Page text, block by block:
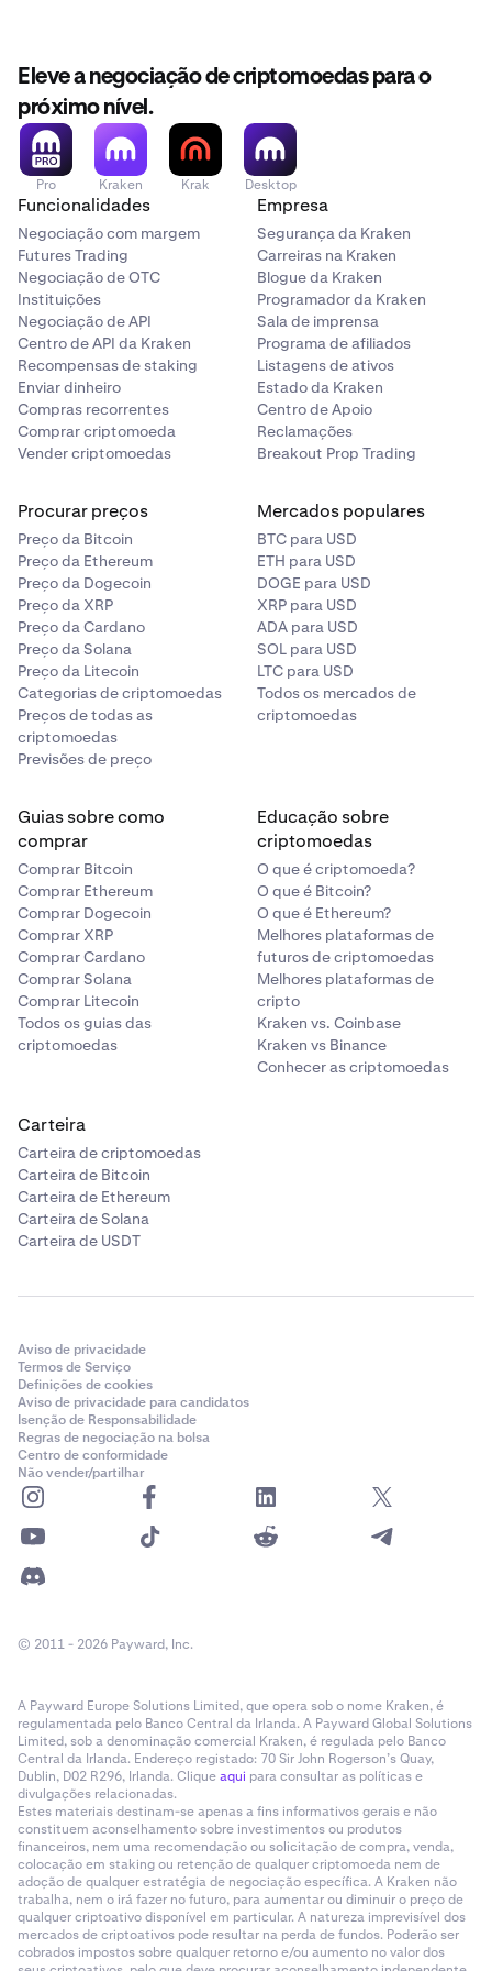
Eleve a negociação de criptomoedas para o
próximo nível.
Pro Kraken Krak Desktop
Funcionalidades
Negociação com margem
Futures Trading
Negociação de OTC
Instituições
Negociação de API
Centro de API da Kraken
Recompensas de staking
Enviar dinheiro
Compras recorrentes
Comprar criptomoeda
Vender criptomoedas
Empresa
Segurança da Kraken
Carreiras na Kraken
Blogue da Kraken
Programador da Kraken
Sala de imprensa
Programa de afiliados
Listagens de ativos
Estado da Kraken
Centro de Apoio
Reclamações
Breakout Prop Trading
Procurar preços
Preço da Bitcoin
Preço da Ethereum
Preço da Dogecoin
Preço da XRP
Preço da Cardano
Preço da Solana
Preço da Litecoin
Categorias de criptomoedas
Preços de todas as
criptomoedas
Previsões de preço
Mercados populares
BTC para USD
ETH para USD
DOGE para USD
XRP para USD
ADA para USD
SOL para USD
LTC para USD
Todos os mercados de
criptomoedas
Guias sobre como
comprar
Comprar Bitcoin
Comprar Ethereum
Comprar Dogecoin
Comprar XRP
Comprar Cardano
Comprar Solana
Comprar Litecoin
Todos os guias das
criptomoedas
Educação sobre
criptomoedas
O que é criptomoeda?
O que é Bitcoin?
O que é Ethereum?
Melhores plataformas de
futuros de criptomoedas
Melhores plataformas de
cripto
Kraken vs. Coinbase
Kraken vs Binance
Conhecer as criptomoedas
Carteira
Carteira de criptomoedas
Carteira de Bitcoin
Carteira de Ethereum
Carteira de Solana
Carteira de USDT
Aviso de privacidade
Termos de Serviço
Definições de cookies
Aviso de privacidade para candidatos
Isenção de Responsabilidade
Regras de negociação na bolsa
Centro de conformidade
Não vender/partilhar
© 2011 - 2026 Payward, Inc.
A Payward Europe Solutions Limited, que opera sob o nome Kraken, é
regulamentada pelo Banco Central da Irlanda. A Payward Global Solutions
Limited, sob a denominação comercial Kraken, é regulada pelo Banco
Central da Irlanda. Endereço registado: 70 Sir John Rogerson’s Quay,
Dublin, D02 R296, Irlanda. Cliqueaqui para consultar as políticas e
divulgações relacionadas.
Estes materiais destinam-se apenas a fins informativos gerais e não
constituem aconselhamento sobre investimentos ou produtos
financeiros, nem uma recomendação ou solicitação de compra, venda,
colocação em staking ou retenção de qualquer criptomoeda nem de
adoção de qualquer estratégia de negociação específica. A Kraken não
trabalha, nem o irá fazer no futuro, para aumentar ou diminuir o preço de
qualquer criptoativo disponível em particular. A natureza imprevisível dos
mercados de criptoativos pode resultar na perda de fundos. Poderão ser
cobrados impostos sobre qualquer retorno e/ou aumento no valor dos